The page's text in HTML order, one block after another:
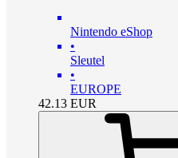
Nintendo eShop
•
Sleutel
•
EUROPE
42.13 EUR